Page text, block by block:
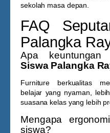
sekolah masa depan.
FAQ
Palangka
Apa keuntungan
Siswa Palangka
Furniture berkualitas
belajar yang nyaman,
suasana kelas yang lebih
Mengapa
siswa?